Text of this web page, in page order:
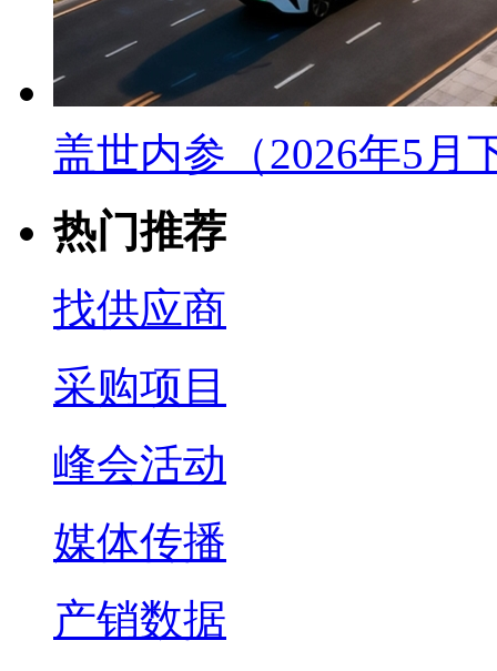
盖世内参（2026年5月
热门推荐
找供应商
采购项目
峰会活动
媒体传播
产销数据